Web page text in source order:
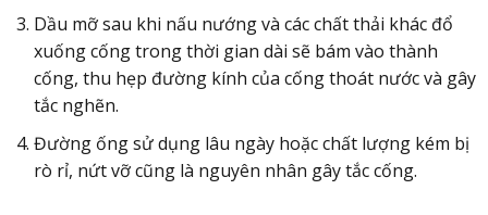
Dầu mỡ sau khi nấu nướng và các chất thải khác đổ
xuống cống trong thời gian dài sẽ bám vào thành
cống, thu hẹp đường kính của cống thoát nước và gây
tắc nghẽn.
Đường ống sử dụng lâu ngày hoặc chất lượng kém bị
rò rỉ, nứt vỡ cũng là nguyên nhân gây tắc cống.